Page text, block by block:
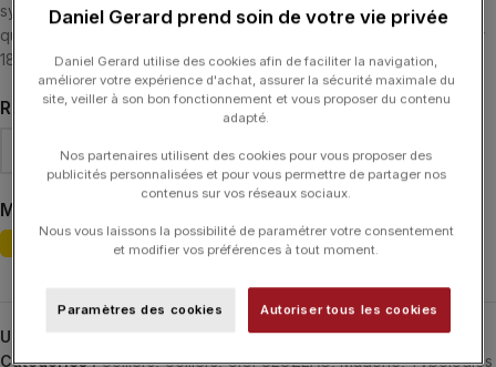
symboles iconiques, tel un précieux talisman qui vous protège au
quotidien. Ce collier chapelet est agrémenté de deux croix tout or
18 carats et d’élégantes perles de résine.
RÉSINE
MATIÈRE
UGS :
Catégories : Colliers, Colliers, GIGI CLOZEAU, Madone, Typologies
Daniel Gerard prend soin de votre vie privée
Daniel Gerard utilise des cookies afin de faciliter la navigation,
améliorer votre expérience d'achat, assurer la sécurité maximale du
site, veiller à son bon fonctionnement et vous proposer du contenu
adapté.
Nos partenaires utilisent des cookies pour vous proposer des
publicités personnalisées et pour vous permettre de partager nos
contenus sur vos réseaux sociaux.
Nous vous laissons la possibilité de paramétrer votre consentement
et modifier vos préférences à tout moment.
Paramètres des cookies Autoriser tous les cookies